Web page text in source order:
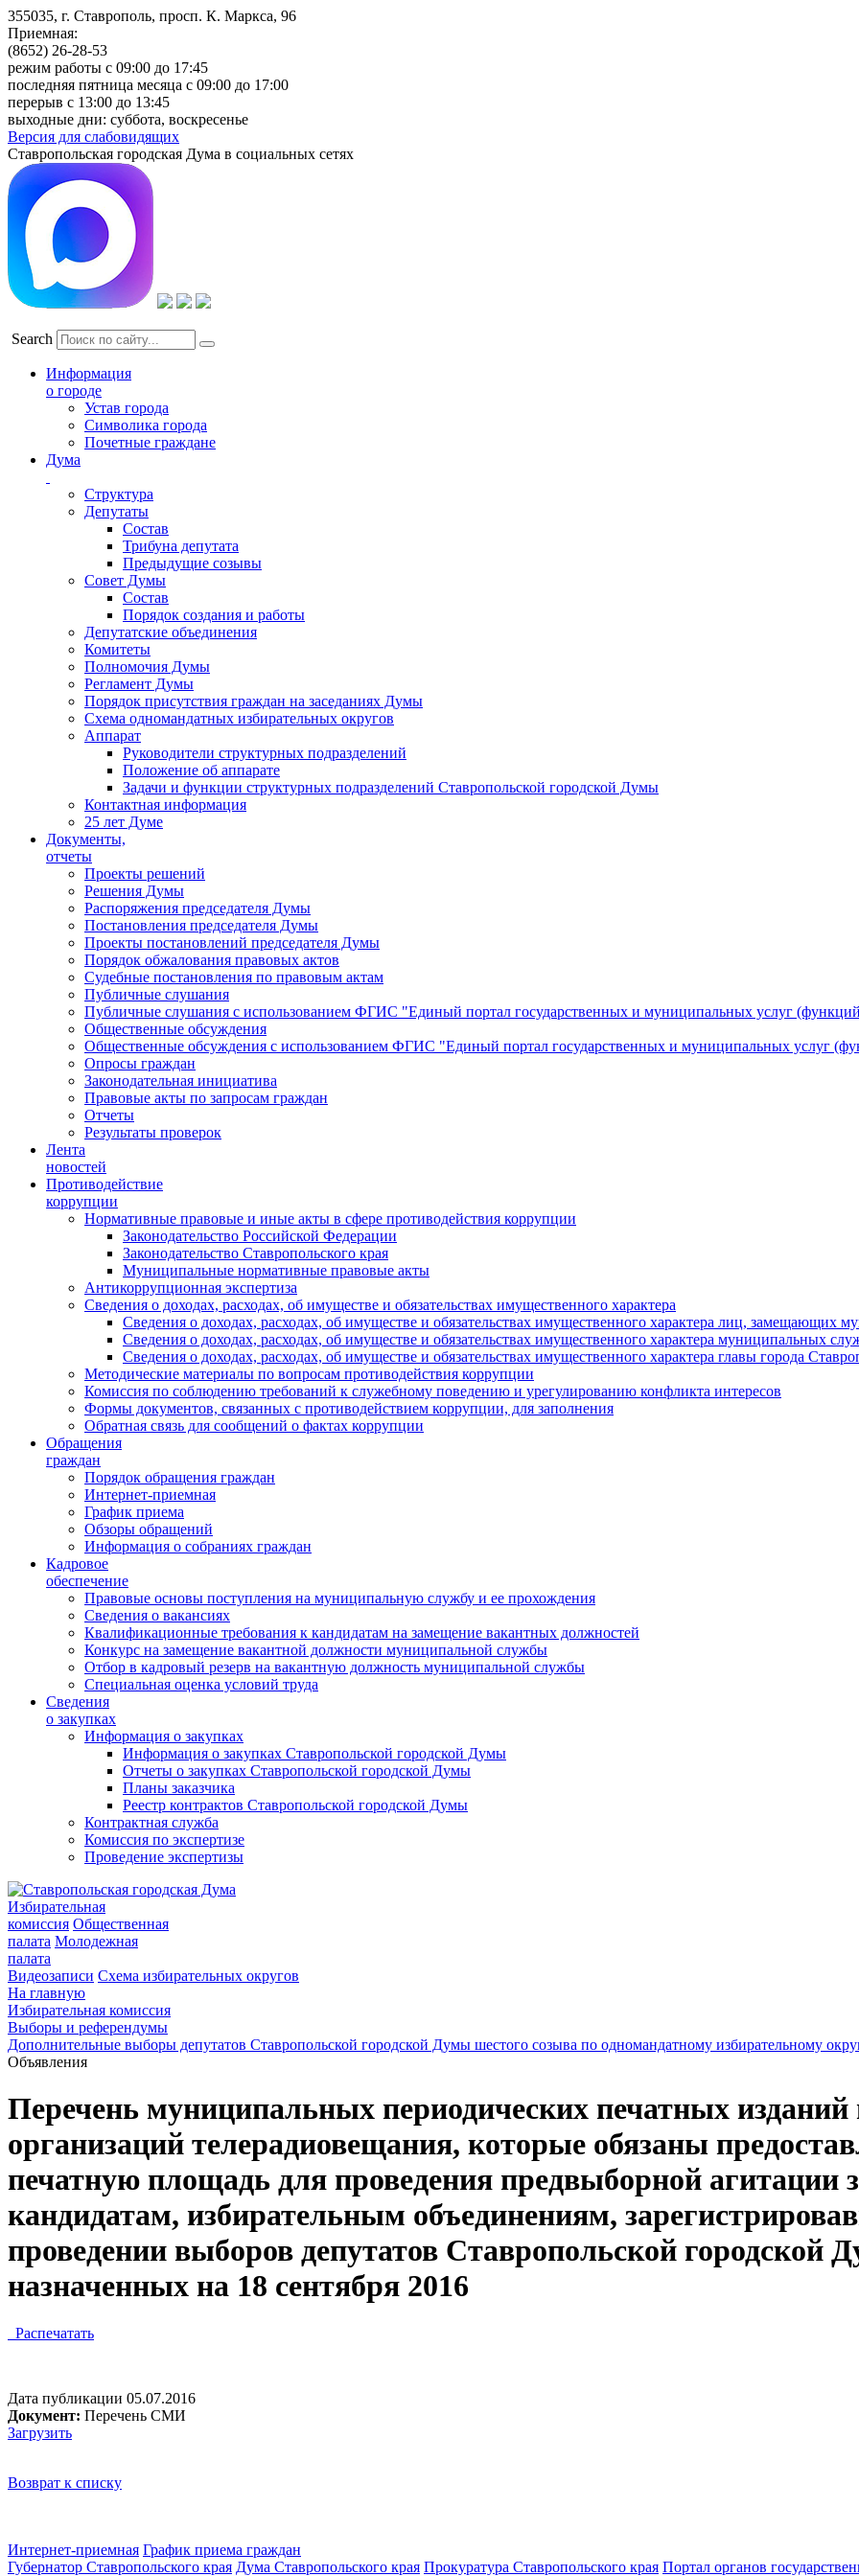
355035, г. Ставрополь, просп. К. Маркса, 96
Приемная:
(8652) 26-28-53
режим работы с 09:00 до 17:45
последняя пятница месяца с 09:00 до 17:00
перерыв с 13:00 до 13:45
выходные дни: суббота, воскресенье
Версия для слабовидящих
Ставропольская городская Дума в социальных сетях
Search
Информация
о городе
Устав города
Символика города
Почетные граждане
Дума
Структура
Депутаты
Состав
Трибуна депутата
Предыдущие созывы
Совет Думы
Состав
Порядок создания и работы
Депутатские объединения
Комитеты
Полномочия Думы
Регламент Думы
Порядок присутствия граждан на заседаниях Думы
Схема одномандатных избирательных округов
Аппарат
Руководители структурных подразделений
Положение об аппарате
Задачи и функции структурных подразделений Ставропольской городской Думы
Контактная информация
25 лет Думе
Документы,
отчеты
Проекты решений
Решения Думы
Распоряжения председателя Думы
Постановления председателя Думы
Проекты постановлений председателя Думы
Порядок обжалования правовых актов
Судебные постановления по правовым актам
Публичные слушания
Публичные слушания с использованием ФГИС "Единый портал государственных и муниципальных услуг
Общественные обсуждения
Общественные обсуждения с использованием ФГИС "Единый портал государственных и муниципальных услуг
Опросы граждан
Законодательная инициатива
Правовые акты по запросам граждан
Отчеты
Результаты проверок
Лента
новостей
Противодействие
коррупции
Нормативные правовые и иные акты в сфере противодействия коррупции
Законодательство Российской Федерации
Законодательство Ставропольского края
Муниципальные нормативные правовые акты
Антикоррупционная экспертиза
Сведения о доходах, расходах, об имуществе и обязательствах имущественного характера
Сведения о доходах, расходах, об имуществе и обязательствах имущественного характера лиц,
Сведения о доходах, расходах, об имуществе и обязательствах имущественного характера муниципальных
Сведения о доходах, расходах, об имуществе и обязательствах имущественного характера главы города
Методические материалы по вопросам противодействия коррупции
Комиссия по соблюдению требований к служебному поведению и урегулированию конфликта интересов
Формы документов, связанных с противодействием коррупции, для заполнения
Обратная связь для сообщений о фактах коррупции
Обращения
граждан
Порядок обращения граждан
Интернет-приемная
График приема
Обзоры обращений
Информация о собраниях граждан
Кадровое
обеспечение
Правовые основы поступления на муниципальную службу и ее прохождения
Сведения о вакансиях
Квалификационные требования к кандидатам на замещение вакантных должностей
Конкурс на замещение вакантной должности муниципальной службы
Отбор в кадровый резерв на вакантную должность муниципальной службы
Специальная оценка условий труда
Сведения
о закупках
Информация о закупках
Информация о закупках Ставропольской городской Думы
Отчеты о закупках Ставропольской городской Думы
Планы заказчика
Реестр контрактов Ставропольской городской Думы
Контрактная служба
Комиссия по экспертизе
Проведение экспертизы
Избирательная
комиссия Общественная
палата Молодежная
палата
Видеозаписи Схема избирательных округов
На главную
Избирательная комиссия
Выборы и референдумы
Дополнительные выборы депутатов Ставропольской городской Думы шестого созыва по одномандатному избирательному
Объявления
Перечень муниципальных периодических печатных
организаций телерадиовещания, которые обязаны
печатную площадь для проведения предвыборной агитации
кандидатам, избирательным объединениям,
проведении выборов депутатов Ставропольской городской
назначенных на 18 сентября 2016
Распечатать
Дата публикации 05.07.2016
Документ: Перечень СМИ
Загрузить
Возврат к списку
Интернет-приемная График приема граждан
Губернатор Ставропольского края Дума Ставропольского края Прокуратура Ставропольского края Портал органов